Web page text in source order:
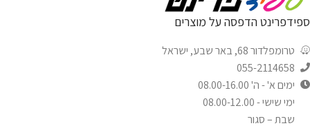
ספידפרינט הדפסה על מוצרים
טרומפלדור 68, באר שבע, ישראל
055-2114658
ימים א' - ה' 08.00-16.00
ימי שישי - 08.00-12.00
שבת – סגור